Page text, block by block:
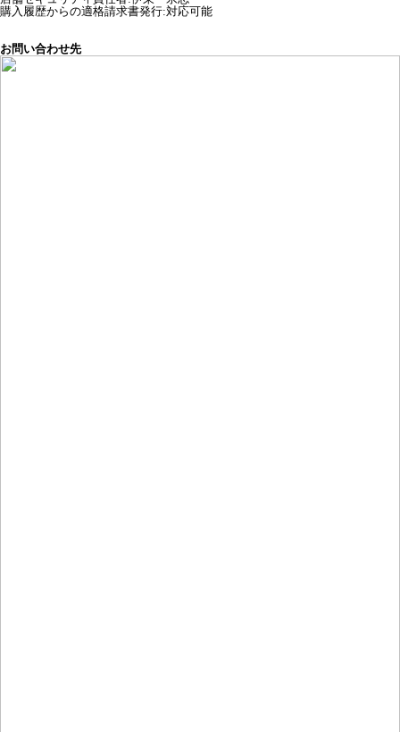
購入履歴からの適格請求書発行:対応可能
お問い合わせ先